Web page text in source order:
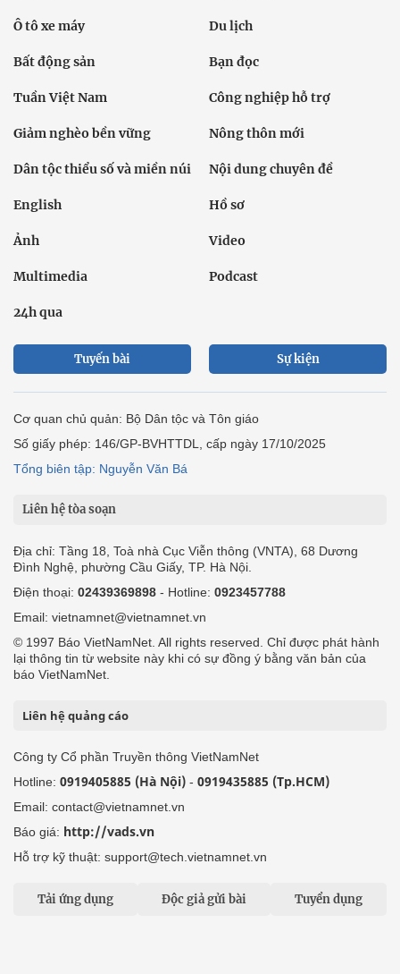
Ô tô xe máy Du lịch
Bất động sản Bạn đọc
Tuần Việt Nam Công nghiệp hỗ trợ
Giảm nghèo bền vững Nông thôn mới
Dân tộc thiểu số và miền núi Nội dung chuyên đề
English Hồ sơ
Ảnh Video
Multimedia Podcast
24h qua
Tuyến bài Sự kiện
Cơ quan chủ quản: Bộ Dân tộc và Tôn giáo
Số giấy phép: 146/GP-BVHTTDL, cấp ngày 17/10/2025
Tổng biên tập: Nguyễn Văn Bá
Liên hệ tòa soạn
Địa chỉ: Tầng 18, Toà nhà Cục Viễn thông (VNTA), 68 Dương
Đình Nghệ, phường Cầu Giấy, TP. Hà Nội.
Điện thoại: 02439369898 - Hotline: 0923457788
Email: vietnamnet@vietnamnet.vn
© 1997 Báo VietNamNet. All rights reserved. Chỉ được phát hành
lại thông tin từ website này khi có sự đồng ý bằng văn bản của
báo VietNamNet.
Liên hệ quảng cáo
Công ty Cổ phần Truyền thông VietNamNet
Hotline: 0919405885 (Hà Nội) - 0919435885 (Tp.HCM)
Email: contact@vietnamnet.vn
Báo giá: http://vads.vn
Hỗ trợ kỹ thuật: support@tech.vietnamnet.vn
Tải ứng dụng Độc giả gửi bài Tuyển dụng